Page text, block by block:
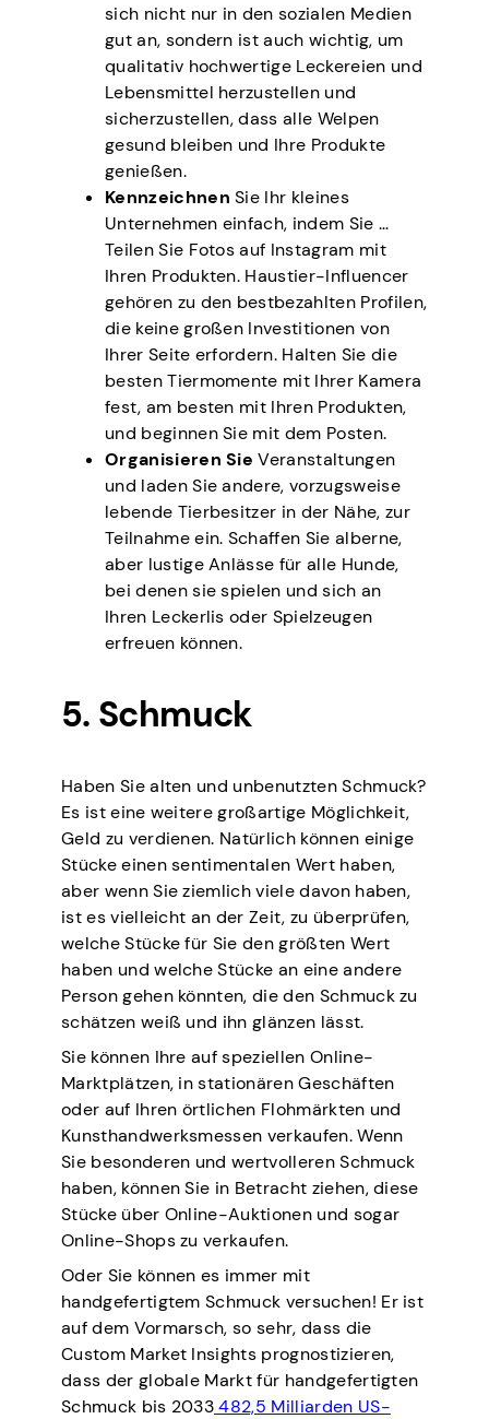
sich nicht nur in den sozialen Medien
gut an, sondern ist auch wichtig, um
qualitativ hochwertige Leckereien und
Lebensmittel herzustellen und
sicherzustellen, dass alle Welpen
gesund bleiben und Ihre Produkte
genießen.
Kennzeichnen Sie Ihr kleines
Unternehmen einfach, indem Sie …
Teilen Sie Fotos auf Instagram mit
Ihren Produkten. Haustier-Influencer
gehören zu den bestbezahlten Profilen,
die keine großen Investitionen von
Ihrer Seite erfordern. Halten Sie die
besten Tiermomente mit Ihrer Kamera
fest, am besten mit Ihren Produkten,
und beginnen Sie mit dem Posten.
Organisieren SieVeranstaltungen
und laden Sie andere, vorzugsweise
lebende Tierbesitzer in der Nähe, zur
Teilnahme ein. Schaffen Sie alberne,
aber lustige Anlässe für alle Hunde,
bei denen sie spielen und sich an
Ihren Leckerlis oder Spielzeugen
erfreuen können.
5. Schmuck
Haben Sie alten und unbenutzten Schmuck?
Es ist eine weitere großartige Möglichkeit,
Geld zu verdienen. Natürlich können einige
Stücke einen sentimentalen Wert haben,
aber wenn Sie ziemlich viele davon haben,
ist es vielleicht an der Zeit, zu überprüfen,
welche Stücke für Sie den größten Wert
haben und welche Stücke an eine andere
Person gehen könnten, die den Schmuck zu
schätzen weiß und ihn glänzen lässt.
Sie können Ihre auf speziellen Online-
Marktplätzen, in stationären Geschäften
oder auf Ihren örtlichen Flohmärkten und
Kunsthandwerksmessen verkaufen. Wenn
Sie besonderen und wertvolleren Schmuck
haben, können Sie in Betracht ziehen, diese
Stücke über Online-Auktionen und sogar
Online-Shops zu verkaufen.
Oder Sie können es immer mit
handgefertigtem Schmuck versuchen! Er ist
auf dem Vormarsch, so sehr, dass die
Custom Market Insights prognostizieren,
dass der globale Markt für handgefertigten
Schmuck bis 2033482,5 Milliarden US-